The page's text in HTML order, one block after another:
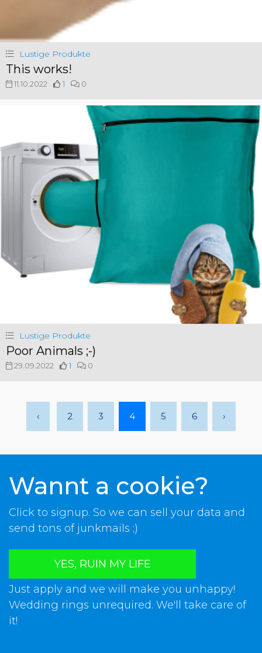
Lustige Produkte
This works!
11.10.2022 1 0
Lustige Produkte
Poor Animals ;-)
29.09.2022 1 0
‹ 2 3 4 5 6 ›
Wannt a cookie?
Click to signup. So we can sell your data and
send tons of junkmails ;)
YES, RUIN MY LIFE
Just apply and we will make you unhappy!
Wedding rings unrequired. We'll take care of
it!